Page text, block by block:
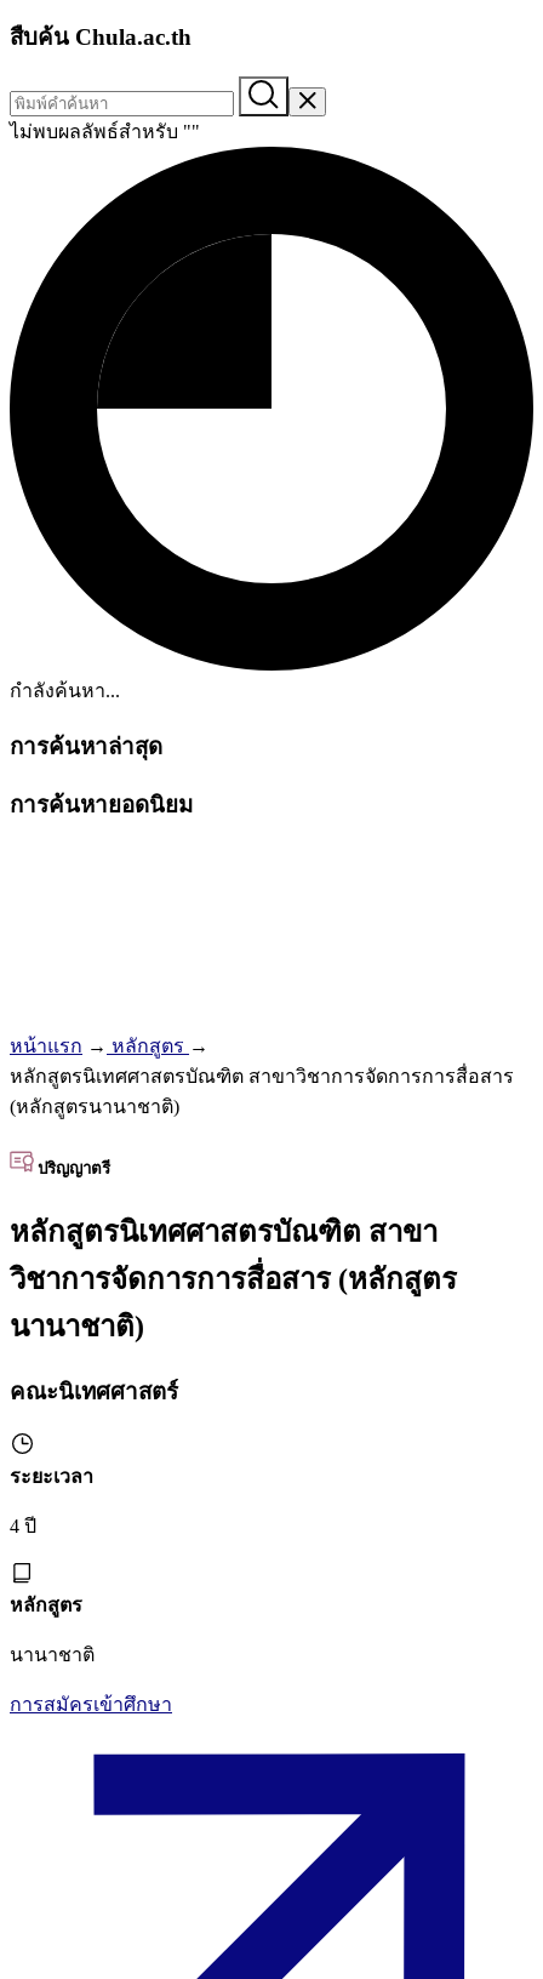
สืบค้น Chula.ac.th
ไม่พบผลลัพธ์สำหรับ ""
กำลังค้นหา...
การค้นหาล่าสุด
การค้นหายอดนิยม
หน้าแรก → หลักสูตร →
หลักสูตรนิเทศศาสตรบัณฑิต สาขาวิชาการจัดการการสื่อสาร
(หลักสูตรนานาชาติ)
ปริญญาตรี
หลักสูตรนิเทศศาสตรบัณฑิต สาขา
วิชาการจัดการการสื่อสาร (หลักสูตร
นานาชาติ)
คณะนิเทศศาสตร์
ระยะเวลา
4 ปี
หลักสูตร
นานาชาติ
การสมัครเข้าศึกษา